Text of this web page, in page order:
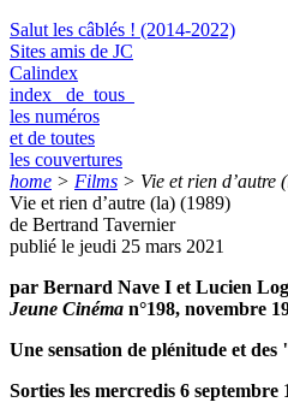
Salut les câblés ! (2014-2022)
Sites amis de JC
Calindex
index de tous
les numéros
et de toutes
les couvertures
home > Films > Vie et rien d’autre
Vie et rien d’autre (la) (1989)
de Bertrand Tavernier
publié le jeudi 25 mars 2021
par Bernard Nave I et Lucien
Jeune Cinéma n°198, novembre
Une sensation de plénitude et
Sorties les mercredis 6 septembre